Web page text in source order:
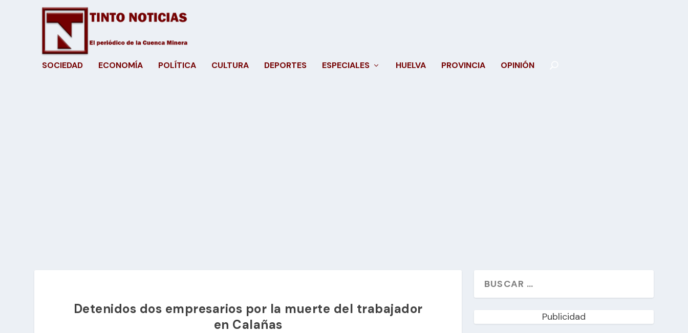
SOCIEDAD ECONOMÍA POLÍTICA CULTURA DEPORTES ESPECIALES HUELVA PROVINCIA OPINIÓN
Detenidos dos empresarios por la muerte del trabajador
en Calañas
Publicidad